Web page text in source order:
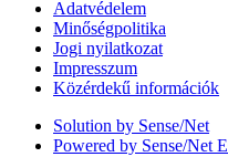
Adatvédelem
Minőségpolitika
Jogi nyilatkozat
Impresszum
Közérdekű információk
Solution by Sense/Net
Powered by Sense/Net